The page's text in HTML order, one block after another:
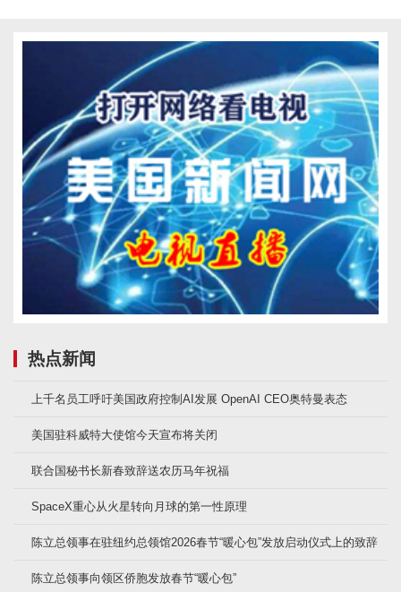
热点新闻
上千名员工呼吁美国政府控制AI发展 OpenAI CEO奥特曼表态
美国驻科威特大使馆今天宣布将关闭
联合国秘书长新春致辞送农历马年祝福
SpaceX重心从火星转向月球的第一性原理
陈立总领事在驻纽约总领馆2026春节“暖心包”发放启动仪式上的致辞
陈立总领事向领区侨胞发放春节“暖心包”